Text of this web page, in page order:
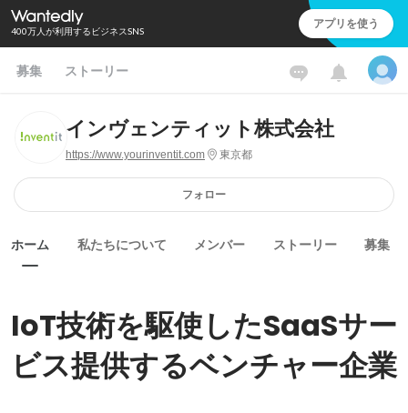
400万人が利用するビジネスSNS アプリを使う
募集 ストーリー
インヴェンティット株式会社
https://www.yourinventit.com 東京都
フォロー
ホーム 私たちについて メンバー ストーリー 募集
IoT技術を駆使したSaaSサー
ビス提供するベンチャー企業